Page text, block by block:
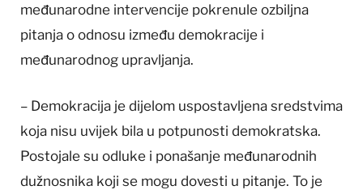
međunarodne intervencije pokrenule ozbiljna
pitanja o odnosu između demokracije i
međunarodnog upravljanja.
– Demokracija je dijelom uspostavljena sredstvima
koja nisu uvijek bila u potpunosti demokratska.
Postojale su odluke i ponašanje međunarodnih
dužnosnika koji se mogu dovesti u pitanje. To je